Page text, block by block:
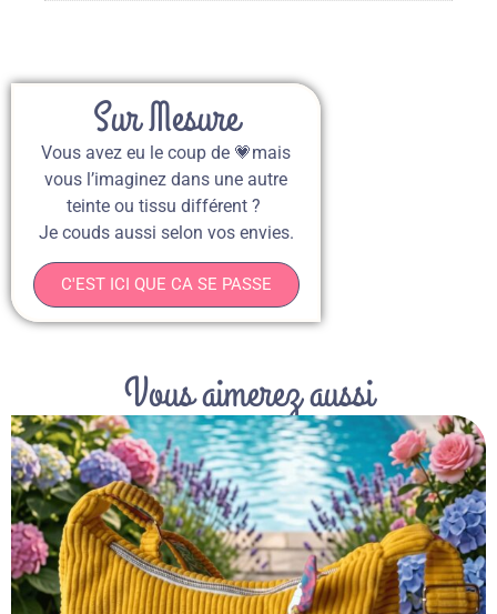
Sur Mesure
Vous avez eu le coup de 💗mais
vous l’imaginez dans une autre
teinte ou tissu différent ?
Je couds aussi selon vos envies.
C'EST ICI QUE CA SE PASSE
Vous aimerez aussi